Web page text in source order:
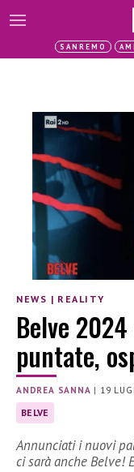
SANREMO
NEWS | REALITY
Belve
puntate,
ANDREA SANNA | 19
BELVE
Annunciati i nuovi
ci sarà anche Belve!